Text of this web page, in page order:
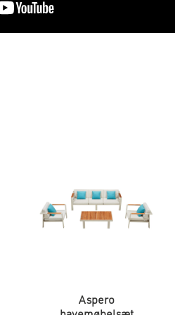
Aspero